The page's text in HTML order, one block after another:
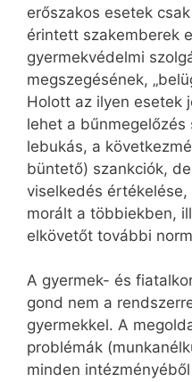
erőszakos esetek
érintett szakemberek
gyermekvédelmi
megszegésének,
Holott az ilyen esetek
lehet a
lebukás, a
büntető) szankciók,
viselkedés
morált a többiekben,
elkövetőt további
A gyermek- és
gond nem a
gyermekkel. A
problémák
minden